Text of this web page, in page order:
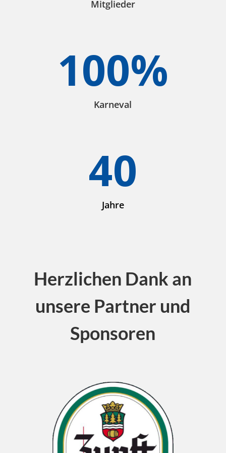
Mitglieder
100%
Karneval
40
Jahre
Herzlichen Dank an
unsere Partner und
Sponsoren